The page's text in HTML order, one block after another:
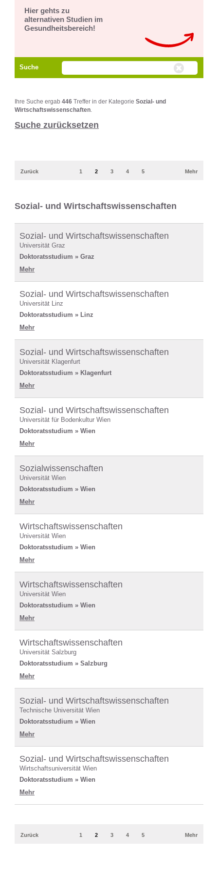
Hier gehts zu
alternativen Studien im
Gesundheitsbereich!
Suche
Ihre Suche ergab 446 Treffer in der Kategorie Sozial- und
Wirtschaftswissenschaften
Suche zurücksetzen
Zurück 1 2 3 4 5 Mehr
Sozial- und Wirtschaftswissenschaften
Sozial- und Wirtschaftswissenschaften
Universität Graz
Doktoratsstudium » Graz
Mehr
Sozial- und Wirtschaftswissenschaften
Universität Linz
Doktoratsstudium » Linz
Mehr
Sozial- und Wirtschaftswissenschaften
Universität Klagenfurt
Doktoratsstudium » Klagenfurt
Mehr
Sozial- und Wirtschaftswissenschaften
Universität für Bodenkultur Wien
Doktoratsstudium » Wien
Mehr
Sozialwissenschaften
Universität Wien
Doktoratsstudium » Wien
Mehr
Wirtschaftswissenschaften
Universität Wien
Doktoratsstudium » Wien
Mehr
Wirtschaftswissenschaften
Universität Wien
Doktoratsstudium » Wien
Mehr
Wirtschaftswissenschaften
Universität Salzburg
Doktoratsstudium » Salzburg
Mehr
Sozial- und Wirtschaftswissenschaften
Technische Universität Wien
Doktoratsstudium » Wien
Mehr
Sozial- und Wirtschaftswissenschaften
Wirtschaftsuniversität Wien
Doktoratsstudium » Wien
Mehr
Zurück 1 2 3 4 5 Mehr